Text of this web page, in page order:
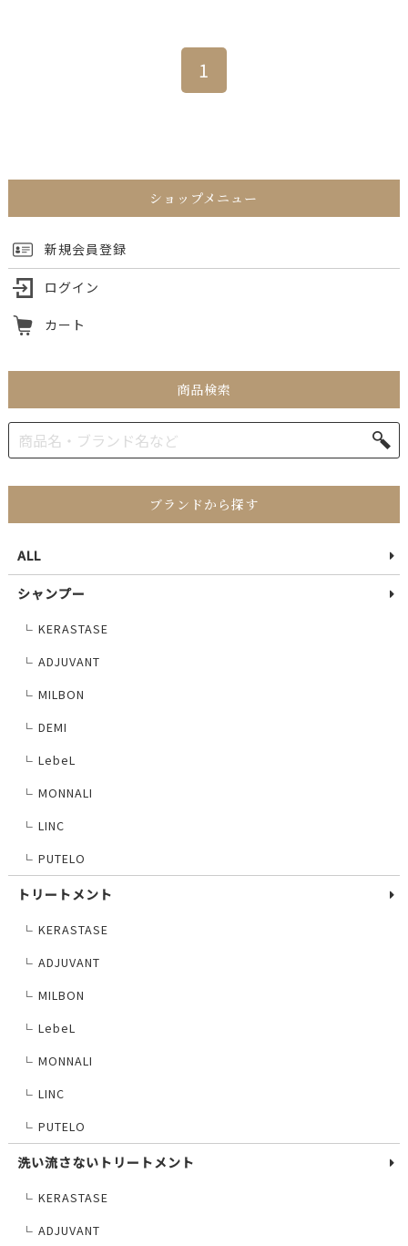
ショップメニュー
新規会員登録
ログイン
カート
商品検索
ブランドから探す
ALL
シャンプー
└ KERASTASE
└ ADJUVANT
└ MILBON
└ DEMI
└ LebeL
└ MONNALI
└ LINC
└ PUTELO
トリートメント
└ KERASTASE
└ ADJUVANT
└ MILBON
└ LebeL
└ MONNALI
└ LINC
└ PUTELO
洗い流さないトリートメント
└ KERASTASE
└ ADJUVANT